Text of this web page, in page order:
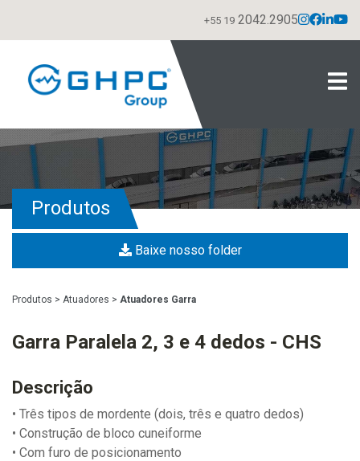
+55 19 2042.2905
Produtos
Baixe nosso folder
Produtos > Atuadores > Atuadores Garra
Garra Paralela 2, 3 e 4 dedos - CHS
Descrição
• Três tipos de mordente (dois, três e quatro dedos)
• Construção de bloco cuneiforme
• Com furo de posicionamento